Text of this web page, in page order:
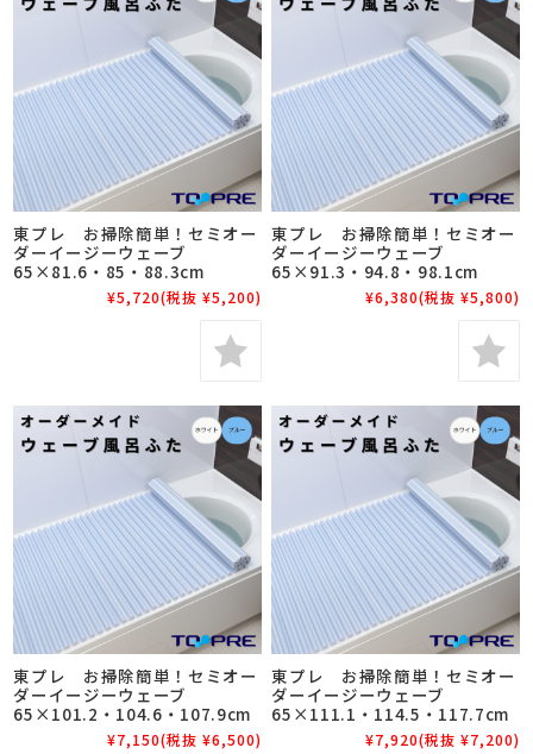
東プレ お掃除簡単！セミオー
ダーイージーウェーブ
65×81.6・85・88.3cm
¥5,720(税抜 ¥5,200)
東プレ お掃除簡単！セミオー
ダーイージーウェーブ
65×91.3・94.8・98.1cm
¥6,380(税抜 ¥5,800)
東プレ お掃除簡単！セミオー
ダーイージーウェーブ
65×101.2・104.6・107.9cm
¥7,150(税抜 ¥6,500)
東プレ お掃除簡単！セミオー
ダーイージーウェーブ
65×111.1・114.5・117.7cm
¥7,920(税抜 ¥7,200)